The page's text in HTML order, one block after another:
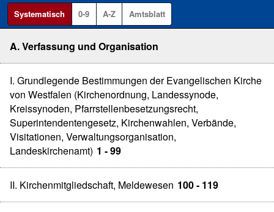
Systematisch 0-9 A-Z Amtsblatt
A. Verfassung und Organisation
I. Grundlegende Bestimmungen der Evangelischen Kirche
von Westfalen (Kirchenordnung, Landessynode,
Kreissynoden, Pfarrstellenbesetzungsrecht,
Superintendentengesetz, Kirchenwahlen, Verbände,
Visitationen, Verwaltungsorganisation,
Landeskirchenamt) 1 - 99
II. Kirchenmitgliedschaft, Meldewesen 100 - 119